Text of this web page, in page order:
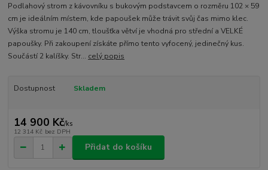
Podlahový strom z kávovníku s bukovým podstavcem o rozměru 102 × 59
cm je ideálním místem, kde papoušek může trávit svůj čas mimo klec.
Výška stromu je 140 cm, tloušťka větví je vhodná pro střední a VELKÉ
papoušky. Při zakoupení získáte přímo tento vyfocený, jedinečný kus.
Součástí 2 kalíšky. Str... celý popis
Dostupnost Skladem
14 900 Kč/ks
12 314 Kč bez DPH
Přidat do košíku